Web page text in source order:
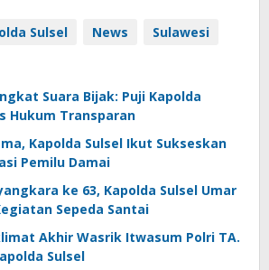
Sulsel News Sulawesi
Suara Bijak: Puji Kapolda
Hukum Transparan
Kapolda Sulsel Ikut Sukseskan
Pemilu Damai
ke 63, Kapolda Sulsel Umar
Sepeda Santai
Akhir Wasrik Itwasum Polri TA.
Sulsel